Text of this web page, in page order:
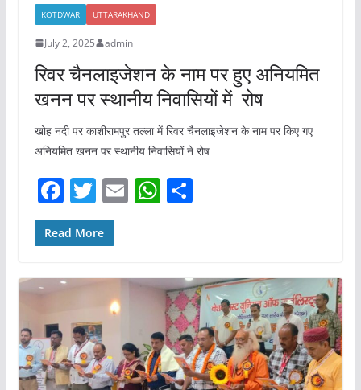
KOTDWAR UTTARAKHAND
July 2, 2025 admin
रिवर चैनलाइजेशन के नाम पर हुए अनियमित
खनन पर स्थानीय निवासियों में रोष
खोह नदी पर काशीरामपुर तल्ला में रिवर चैनलाइजेशन के नाम पर किए गए
अनियमित खनन पर स्थानीय निवासियों ने रोष
F
a
c
b
o
o
k
T
w
itt
E W
A
p
p
S
Read More